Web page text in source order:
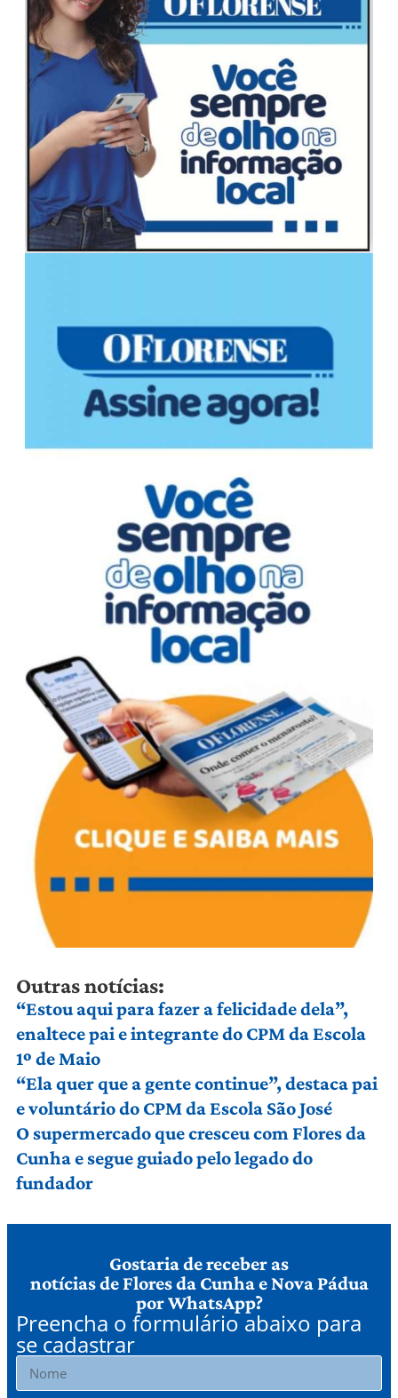
Outras notícias:
“Estou aqui para fazer a felicidade dela”,
enaltece pai e integrante do CPM da Escola
1º de Maio
“Ela quer que a gente continue”, destaca pai
e voluntário do CPM da Escola São José
O supermercado que cresceu com Flores da
Cunha e segue guiado pelo legado do
fundador
Gostaria de receber as
notícias de Flores da Cunha e Nova Pádua
por WhatsApp?
Preencha o formulário abaixo para
se cadastrar